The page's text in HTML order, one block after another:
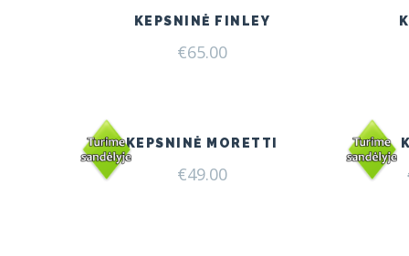
KEPSNINĖ FINLEY
€65.00
KEPSNINĖ MORETTI
€49.00